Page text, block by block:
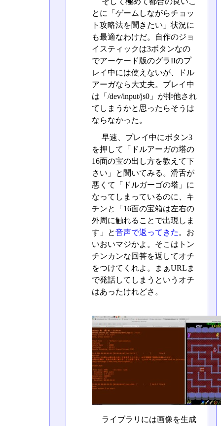
とに「ゲームしながらチョッ
ト攻略法を聞きたい」状況に
も最適なわけだ。自作のジョ
イスティックは3ボタンなの
でアーケード版のグラIIのプ
レイ中には使えないが、ドル
アーガなら大丈夫。プレイ中
は「/dev/input/js0」が排他され
てしまうかと思ったらそうは
ならなかった。
早速、プレイ中にボタン3
を押して「ドルアーガの塔の
16面の宝の出し方を教えて下
さい」と聞いてみる。滑舌が
悪くて「ドルガーゴの塔」に
なってしまっているのに、キ
チンと「16面の宝箱は左右の
外周に触れることで出現しま
す」と音声で返ってきた 。お
いおいマジかよ。そこはトン
チンカンな回答を返してオチ
をつけてくれよ。まぁURLま
で発話してしまうというオチ
はあったけれどさ。
ライブラリには画像を生成